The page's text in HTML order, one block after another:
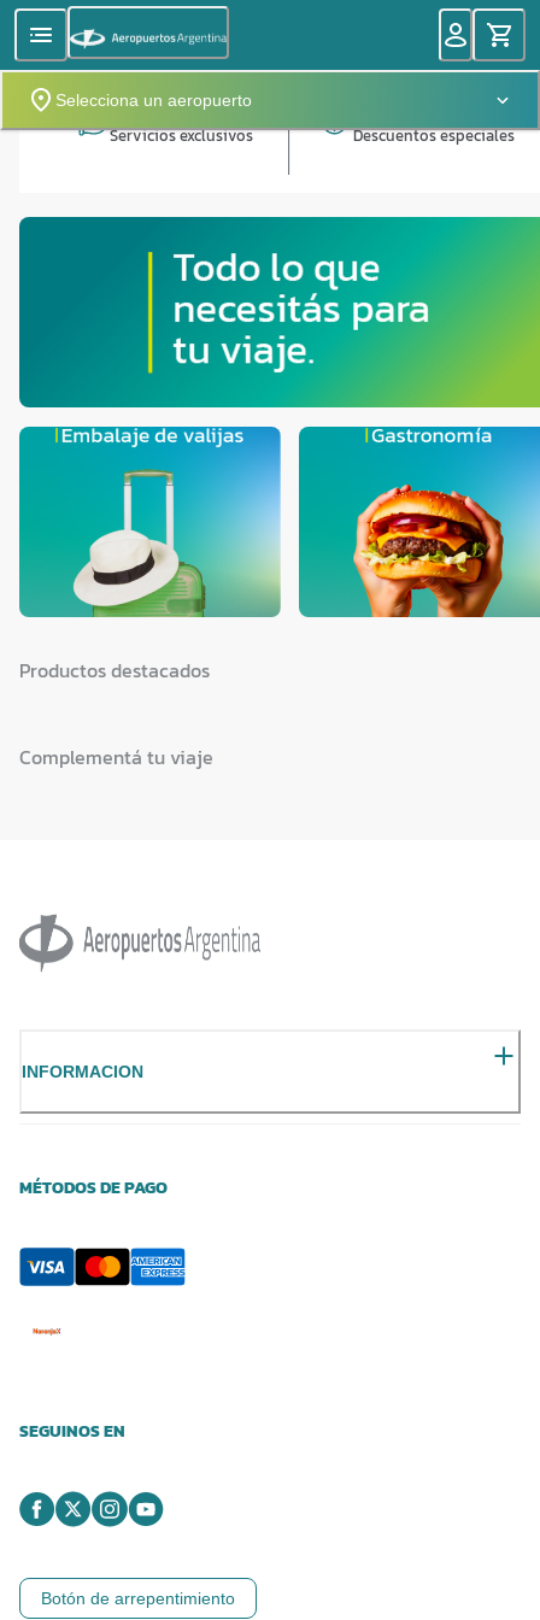
Selecciona un aeropuerto
Servicios exclusivos Descuentos especiales
Productos destacados
Complementá tu viaje
INFORMACION
MÉTODOS DE PAGO
SEGUINOS EN
Botón de arrepentimiento